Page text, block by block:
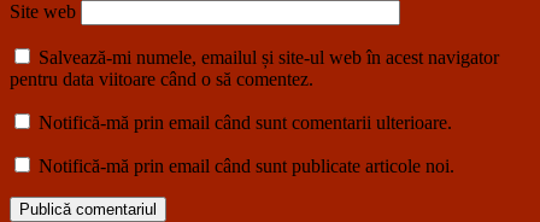
Site web
Salvează-mi numele, emailul și site-ul web în acest navigator
pentru data viitoare când o să comentez.
Notifică-mă prin email când sunt comentarii ulterioare.
Notifică-mă prin email când sunt publicate articole noi.